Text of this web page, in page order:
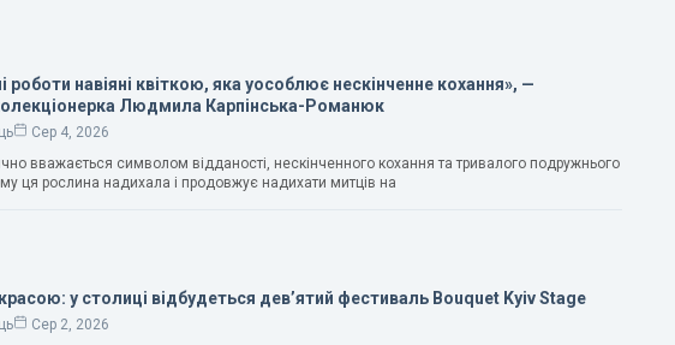
роботи навіяні квіткою, яка уособлює нескінченне кохання», —
Людмила Карпінська-Романюк
Сер 4, 2026
вважається символом відданості, нескінченного кохання та тривалого подружнього
ця рослина надихала і продовжує надихати митців на
у столиці відбудеться дев’ятий фестиваль Bouquet Kyiv Stage
Сер 2, 2026